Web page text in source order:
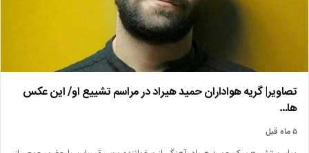
تصاویر| گریه هواداران حمید هیراد در مراسم تشییع او/ این عکس
ها…
۵ ماه قبل